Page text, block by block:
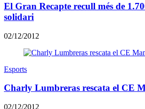
El Gran Recapte recull més de
solidari
02/12/2012
Esports
Charly Lumbreras rescata el CE
02/12/2012